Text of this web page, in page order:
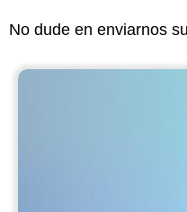
No dude en enviarnos